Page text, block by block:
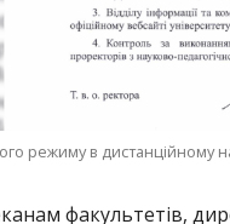
режиму в дистанційному
факультетів,